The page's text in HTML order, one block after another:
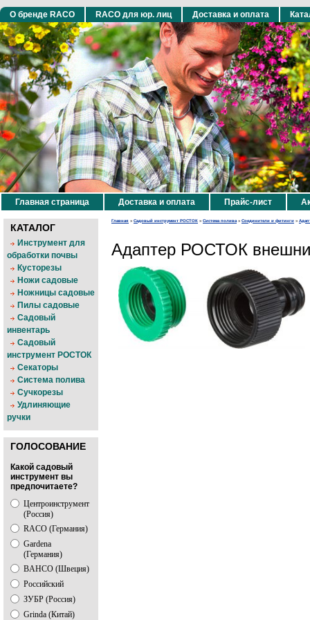
О бренде RACO RACO для юр. лиц Доставка и оплата
Главная страница Доставка и оплата Прайс-лист
КАТАЛОГ
Инструмент для
обработки почвы
Кусторезы
Ножи садовые
Ножницы садовые
Пилы садовые
Садовый
инвентарь
Садовый
инструмент РОСТОК
Секаторы
Система полива
Сучкорезы
Удлиняющие
ручки
ГОЛОСОВАНИЕ
Какой садовый
инструмент вы
предпочитаете?
Центроинструмент
(Россия)
RACO (Германия)
Gardena
(Германия)
BAHCO (Швеция)
Российский
ЗУБР (Россия)
Grinda (Китай)
Главная » Садовый инструмент РОСТОК » Система полива » Соединители и фитинги »
Адаптер РОСТОК